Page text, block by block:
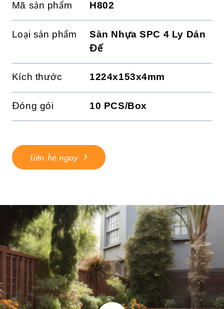
Mã sản phẩm H802
Loại sản phẩm
Sàn Nhựa SPC 4 Ly Dán
Đế
Kích thước 1224x153x4mm
Đóng gói 10 PCS/Box
Liên hệ ngay